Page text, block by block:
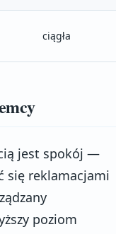
ciągła
jest spokój —
się reklamacjami
poziom